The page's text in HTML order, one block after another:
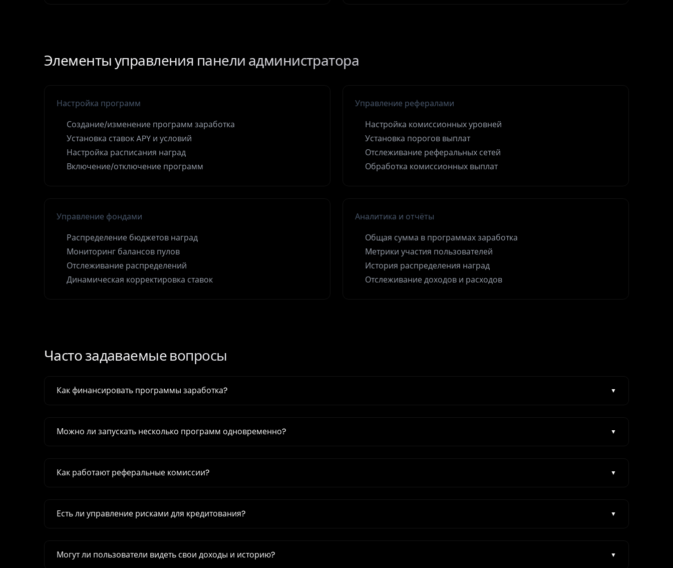
Элементы управления панели администратора
Настройка программ
Создание/изменение программ заработка
Установка ставок APY и условий
Настройка расписания наград
Включение/отключение программ
Управление рефералами
Настройка комиссионных уровней
Установка порогов выплат
Отслеживание реферальных сетей
Обработка комиссионных выплат
Управление фондами
Распределение бюджетов наград
Мониторинг балансов пулов
Отслеживание распределений
Динамическая корректировка ставок
Аналитика и отчёты
Общая сумма в программах заработка
Метрики участия пользователей
История распределения наград
Отслеживание доходов и расходов
Часто задаваемые вопросы
Как финансировать программы заработка?
Можно ли запускать несколько программ одновременно?
Как работают реферальные комиссии?
Есть ли управление рисками для кредитования?
Могут ли пользователи видеть свои доходы и историю?